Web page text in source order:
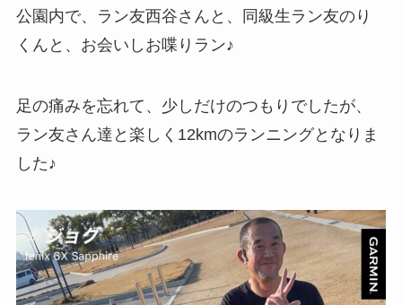
公園内で、ラン友西谷さんと、同級生ラン友のり
くんと、お会いしお喋りラン♪
足の痛みを忘れて、少しだけのつもりでしたが、
ラン友さん達と楽しく12kmのランニングとなりま
した♪